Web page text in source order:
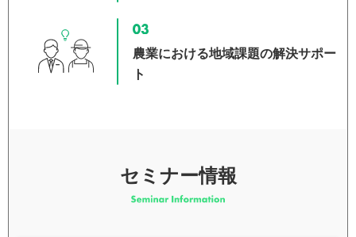
農業における地域課題の解決サポー
ト
セミナー情報